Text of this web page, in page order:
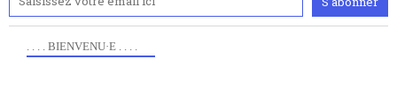
. . . . BIENVENU·E . . . .